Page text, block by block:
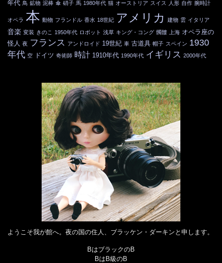
年代 鳥 鉱物 泥棒 傘 硝子 馬 1980年代 猫 オーストリア スイス 人形 自作 腕時計
オペラ 本 動物 フランドル 香水 18世紀 アメリカ 建物 雲 イタリア
音楽 変装 きのこ 1950年代 ロボット 浅草 キング・コング 髑髏 上海 オペラ座の
怪人 夜 フランス アンドロイド 19世紀 車 古道具 帽子 スペイン 1930
年代 空 ドイツ 奇術師 時計 1910年代 1990年代 イギリス 2000年代
ようこそ我が館へ。夜の国の住人、ブラッケン・ダーキンと申します。
BはブラックのB
BはB級のB